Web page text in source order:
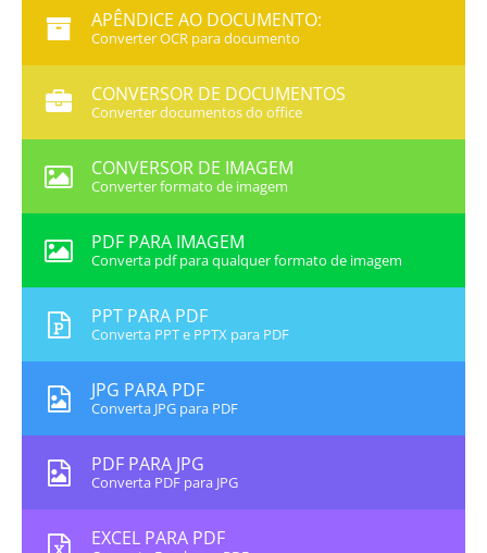
APÊNDICE AO DOCUMENTO:
Converter OCR para documento
CONVERSOR DE DOCUMENTOS
Converter documentos do office
CONVERSOR DE IMAGEM
Converter formato de imagem
PDF PARA IMAGEM
Converta pdf para qualquer formato de imagem
PPT PARA PDF
Converta PPT e PPTX para PDF
JPG PARA PDF
Converta JPG para PDF
PDF PARA JPG
Converta PDF para JPG
EXCEL PARA PDF